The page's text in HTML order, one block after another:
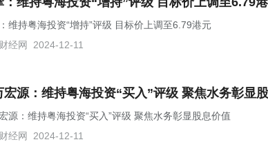
维持粤海投资“增持”评级 目标价上调至6.79港元
经网
2024-12-11
宏源：维持粤海投资“买入”评级 聚焦水务彰显
源：维持粤海投资“买入”评级 聚焦水务彰显股息价值
经网
2024-12-11